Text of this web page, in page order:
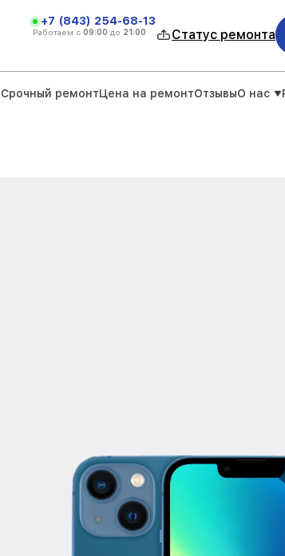
+7 (843) 254-68-13
Работаем с 09:00 до 21:00 Статус ремонта
Срочный ремонтЦена на ремонтОтзывыО нас